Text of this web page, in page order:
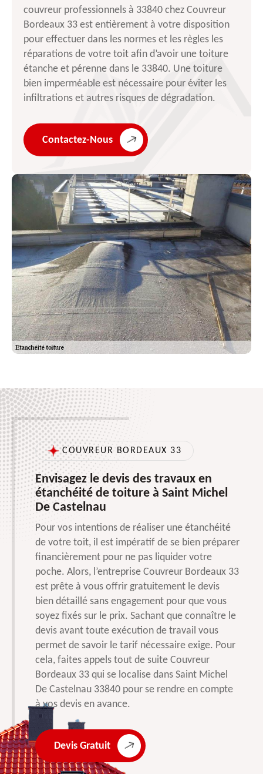
couvreur professionnels à 33840 chez Couvreur
Bordeaux 33 est entièrement à votre disposition
pour effectuer dans les normes et les règles les
réparations de votre toit afin d’avoir une toiture
étanche et pérenne dans le 33840. Une toiture
bien imperméable est nécessaire pour éviter les
infiltrations et autres risques de dégradation.
Contactez-Nous
COUVREUR BORDEAUX 33
Envisagez le devis des travaux en
étanchéité de toiture à Saint Michel
De Castelnau
Pour vos intentions de réaliser une étanchéité
de votre toit, il est impératif de se bien préparer
financièrement pour ne pas liquider votre
poche. Alors, l’entreprise Couvreur Bordeaux 33
est prête à vous offrir gratuitement le devis
bien détaillé sans engagement pour que vous
soyez fixés sur le prix. Sachant que connaître le
devis avant toute exécution de travail vous
permet de savoir le tarif nécessaire exige. Pour
cela, faites appels tout de suite Couvreur
Bordeaux 33 qui se localise dans Saint Michel
De Castelnau 33840 pour se rendre en compte
à vos devis en avance.
Devis Gratuit